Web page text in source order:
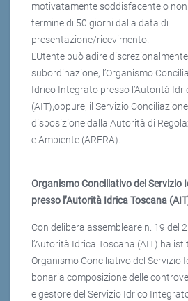
motivatamente soddisfacente o
termine di 50 giorni dalla data di
presentazione/ricevimento.
L’Utente può adire
subordinazione, l’Organismo
Idrico Integrato presso l’Autorità
(AIT),oppure, il Servizio
disposizione dalla Autorità di
e Ambiente (ARERA).
Organismo Conciliativo del Servizio
presso l’Autorità Idrica Toscana
Con delibera assembleare n. 19 del
l’Autorità Idrica Toscana (AIT) ha
Organismo Conciliativo del Servizio
bonaria composizione delle
e gestore del Servizio Idrico